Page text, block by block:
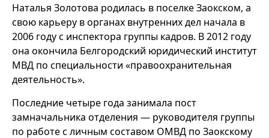
Наталья Золотова родилась в поселке Заокском, а
свою карьеру в органах внутренних дел начала в
2006 году с инспектора группы кадров. В 2012 году
она окончила Белгородский юридический институт
МВД по специальности «правоохранительная
деятельность».
Последние четыре года занимала пост
замначальника отделения — руководителя группы
по работе с личным составом ОМВД по Заокскому